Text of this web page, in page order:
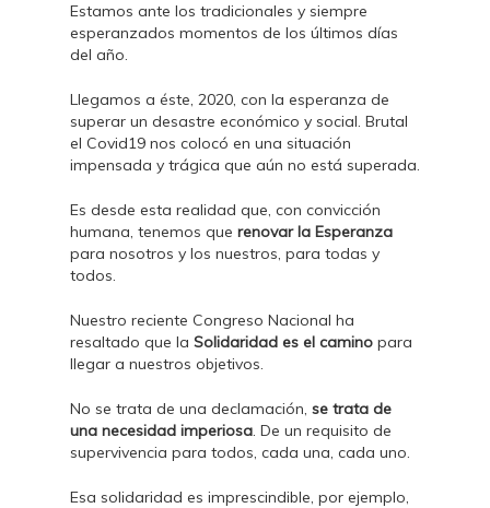
Estamos ante los tradicionales y siempre
esperanzados momentos de los últimos días
del año.
Llegamos a éste, 2020, con la esperanza de
superar un desastre económico y social. Brutal
el Covid19 nos colocó en una situación
impensada y trágica que aún no está superada.
Es desde esta realidad que, con convicción
humana, tenemos que renovar la Esperanza
para nosotros y los nuestros, para todas y
todos.
Nuestro reciente Congreso Nacional ha
resaltado que la Solidaridad es el camino para
llegar a nuestros objetivos.
No se trata de una declamación, se trata de
una necesidad imperiosa. De un requisito de
supervivencia para todos, cada una, cada uno.
Esa solidaridad es imprescindible, por ejemplo,